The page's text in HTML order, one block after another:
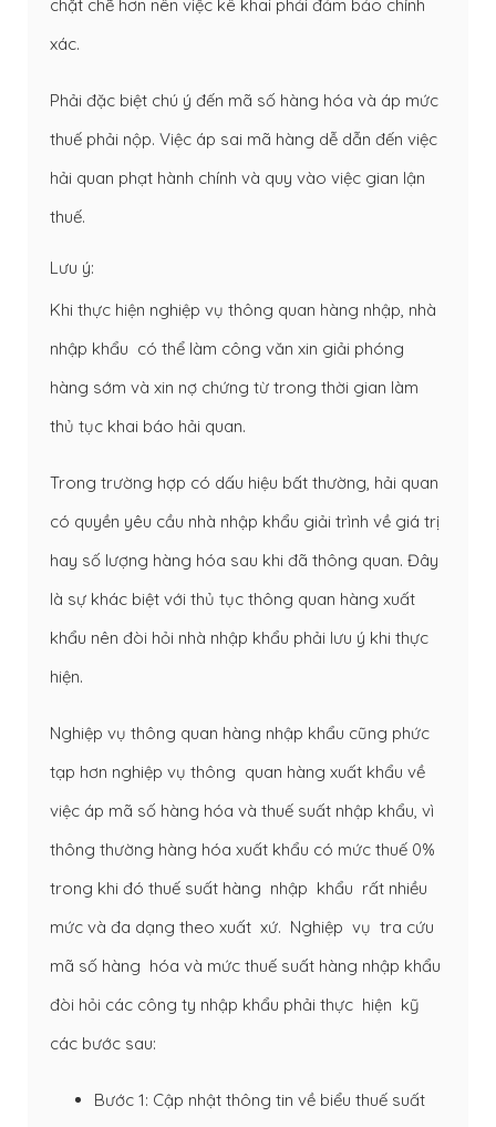
chặt chẽ hơn nên việc kê khai phải đảm bảo chính
xác.
Phải đặc biệt chú ý đến mã số hàng hóa và áp mức
thuế phải nộp. Việc áp sai mã hàng dễ dẫn đến việc
hải quan phạt hành chính và quy vào việc gian lận
thuế.
Lưu ý:
Khi thực hiện nghiệp vụ thông quan hàng nhập, nhà
nhập khẩu có thể làm công văn xin giải phóng
hàng sớm và xin nợ chứng từ trong thời gian làm
thủ tục khai báo hải quan.
Trong trường hợp có dấu hiệu bất thường, hải quan
có quyền yêu cầu nhà nhập khẩu giải trình về giá trị
hay số lượng hàng hóa sau khi đã thông quan. Đây
là sự khác biệt với thủ tục thông quan hàng xuất
khẩu nên đòi hỏi nhà nhập khẩu phải lưu ý khi thực
hiện.
Nghiệp vụ thông quan hàng nhập khẩu cũng phức
tạp hơn nghiệp vụ thông quan hàng xuất khẩu về
việc áp mã số hàng hóa và thuế suất nhập khẩu, vì
thông thường hàng hóa xuất khẩu có mức thuế 0%
trong khi đó thuế suất hàng nhập khẩu rất nhiều
mức và đa dạng theo xuất xứ. Nghiệp vụ tra cứu
mã số hàng hóa và mức thuế suất hàng nhập khẩu
đòi hỏi các công ty nhập khẩu phải thực hiện kỹ
các bước sau:
Bước 1: Cập nhật thông tin về biểu thuế suất